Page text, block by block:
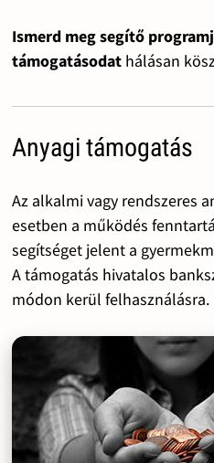
Ismerd meg segítő
támogatásodat hálásan
Anyagi támogatás
Az alkalmi vagy rendszeres
esetben a működés
segítséget jelent a
A támogatás hivatalos
módon kerül felhasználásra.